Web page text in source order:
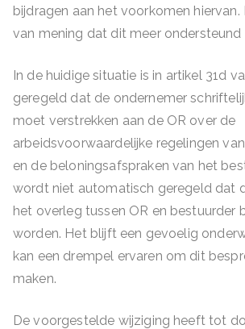
bijdragen aan het voorkomen hiervan.
van mening dat dit meer ondersteund
In de huidige situatie is in artikel 31d
geregeld dat de ondernemer
moet verstrekken aan de OR over de
arbeidsvoorwaardelijke regelingen
en de beloningsafspraken van het
wordt niet automatisch geregeld dat
het overleg tussen OR en bestuurder
worden. Het blijft een gevoelig
kan een drempel ervaren om dit
maken.
De voorgestelde wijziging heeft tot